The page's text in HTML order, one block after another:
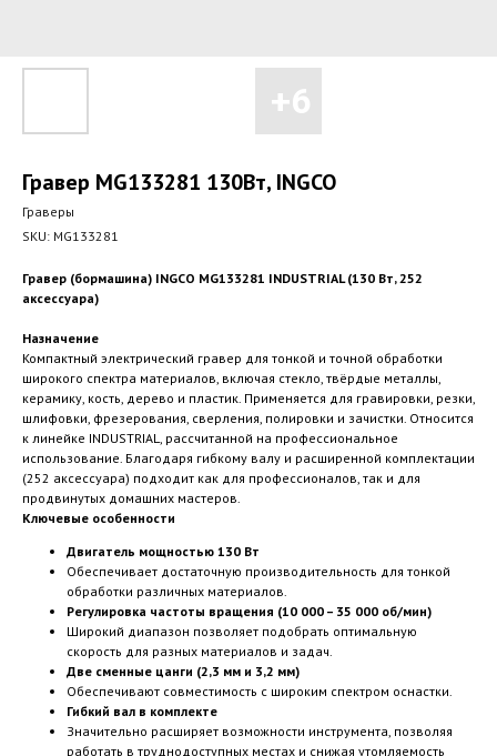
Гравер MG133281 130Вт, INGCO
Граверы
SKU: MG133281
Гравер (бормашина) INGCO MG133281 INDUSTRIAL (130 Вт, 252
аксессуара)
Назначение
Компактный электрический гравер для тонкой и точной обработки
широкого спектра материалов, включая стекло, твёрдые металлы,
керамику, кость, дерево и пластик. Применяется для гравировки, резки,
шлифовки, фрезерования, сверления, полировки и зачистки. Относится
к линейке INDUSTRIAL, рассчитанной на профессиональное
использование. Благодаря гибкому валу и расширенной комплектации
(252 аксессуара) подходит как для профессионалов, так и для
продвинутых домашних мастеров.
Ключевые особенности
Двигатель мощностью 130 Вт
Обеспечивает достаточную производительность для тонкой
обработки различных материалов.
Регулировка частоты вращения (10 000 – 35 000 об/мин)
Широкий диапазон позволяет подобрать оптимальную
скорость для разных материалов и задач.
Две сменные цанги (2,3 мм и 3,2 мм)
Обеспечивают совместимость с широким спектром оснастки.
Гибкий вал в комплекте
Значительно расширяет возможности инструмента, позволяя
работать в труднодоступных местах и снижая утомляемость